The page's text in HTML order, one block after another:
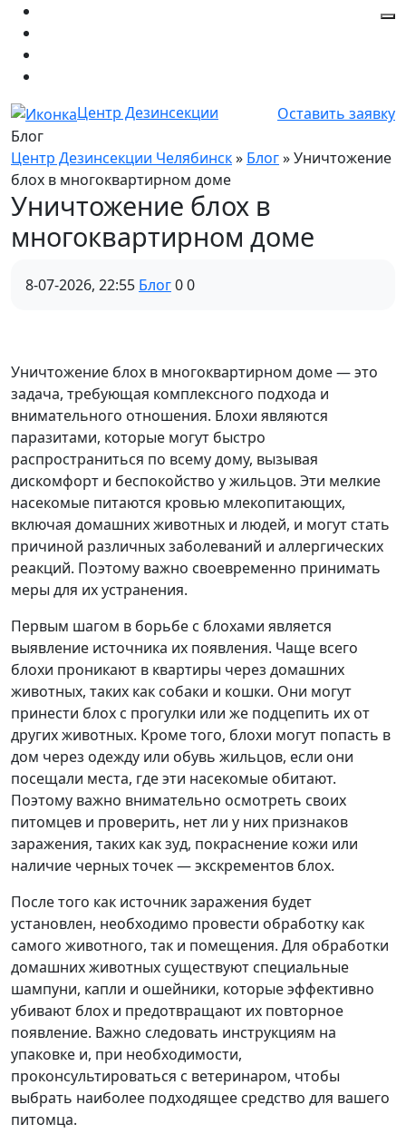
Центр Дезинсекции
Оставить заявку
Блог
Центр Дезинсекции Челябинск» Блог» Уничтожение
блох в многоквартирном доме
Уничтожение блох в
многоквартирном доме
8-07-2026, 22:55 Блог00
Уничтожение блох в многоквартирном доме — это
задача, требующая комплексного подхода и
внимательного отношения. Блохи являются
паразитами, которые могут быстро
распространиться по всему дому, вызывая
дискомфорт и беспокойство у жильцов. Эти мелкие
насекомые питаются кровью млекопитающих,
включая домашних животных и людей, и могут стать
причиной различных заболеваний и аллергических
реакций. Поэтому важно своевременно принимать
меры для их устранения.
Первым шагом в борьбе с блохами является
выявление источника их появления. Чаще всего
блохи проникают в квартиры через домашних
животных, таких как собаки и кошки. Они могут
принести блох с прогулки или же подцепить их от
других животных. Кроме того, блохи могут попасть в
дом через одежду или обувь жильцов, если они
посещали места, где эти насекомые обитают.
Поэтому важно внимательно осмотреть своих
питомцев и проверить, нет ли у них признаков
заражения, таких как зуд, покраснение кожи или
наличие черных точек — экскрементов блох.
После того как источник заражения будет
установлен, необходимо провести обработку как
самого животного, так и помещения. Для обработки
домашних животных существуют специальные
шампуни, капли и ошейники, которые эффективно
убивают блох и предотвращают их повторное
появление. Важно следовать инструкциям на
упаковке и, при необходимости,
проконсультироваться с ветеринаром, чтобы
выбрать наиболее подходящее средство для вашего
питомца.